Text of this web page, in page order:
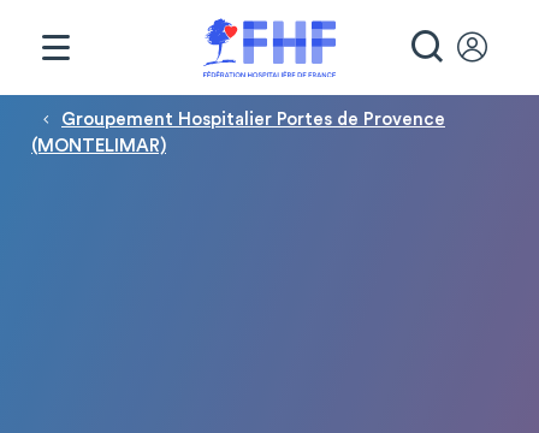
Fil d'Ariane
Groupement Hospitalier Portes de Provence
(MONTELIMAR)
Panneau de gestion des cookies